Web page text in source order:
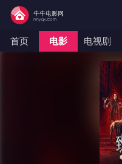
首页 电影 电视剧